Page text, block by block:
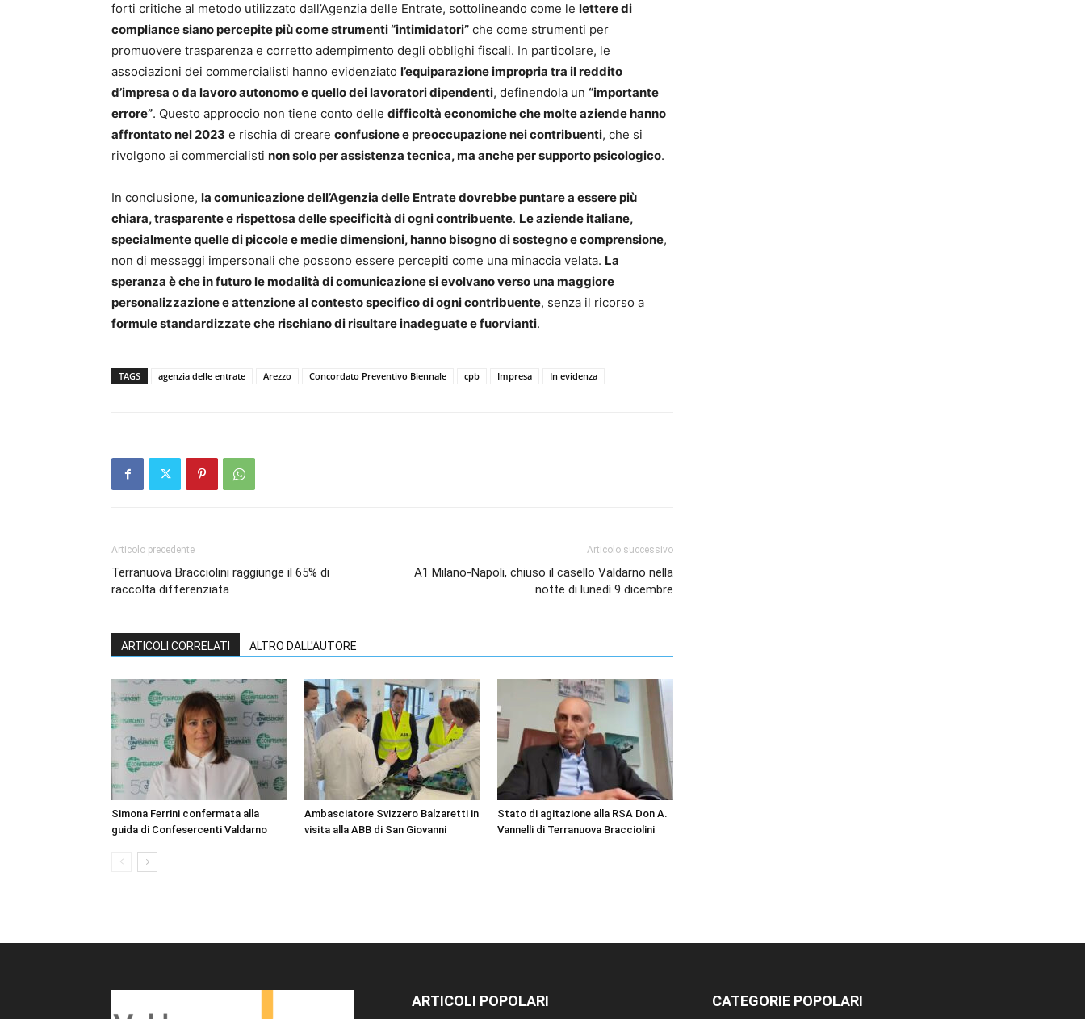
forti critiche al metodo utilizzato dall’Agenzia delle Entrate, sottolineando come le lettere di
compliance siano percepite più come strumenti “intimidatori” che come strumenti per
promuovere trasparenza e corretto adempimento degli obblighi fiscali. In particolare, le
associazioni dei commercialisti hanno evidenziato l’equiparazione impropria tra il reddito
d’impresa o da lavoro autonomo e quello dei lavoratori dipendenti, definendola un “importante
errore”. Questo approccio non tiene conto delle difficoltà economiche che molte aziende hanno
affrontato nel 2023 e rischia di creare confusione e preoccupazione nei contribuenti, che si
rivolgono ai commercialisti non solo per assistenza tecnica, ma anche per supporto psicologico.
In conclusione, la comunicazione dell’Agenzia delle Entrate dovrebbe puntare a essere più
chiara, trasparente e rispettosa delle specificità di ogni contribuente. Le aziende italiane,
specialmente quelle di piccole e medie dimensioni, hanno bisogno di sostegno e comprensione,
non di messaggi impersonali che possono essere percepiti come una minaccia velata. La
speranza è che in futuro le modalità di comunicazione si evolvano verso una maggiore
personalizzazione e attenzione al contesto specifico di ogni contribuente, senza il ricorso a
formule standardizzate che rischiano di risultare inadeguate e fuorvianti.
TAGS agenzia delle entrate Arezzo Concordato Preventivo Biennale cpb Impresa In evidenza
Articolo precedente
Terranuova Bracciolini raggiunge il 65% di
raccolta differenziata
Articolo successivo
A1 Milano-Napoli, chiuso il casello Valdarno nella
notte di lunedì 9 dicembre
ARTICOLI CORRELATI ALTRO DALL'AUTORE
Simona Ferrini confermata alla
guida di Confesercenti Valdarno
Ambasciatore Svizzero Balzaretti in
visita alla ABB di San Giovanni
Stato di agitazione alla RSA Don A.
Vannelli di Terranuova Bracciolini
ARTICOLI POPOLARI CATEGORIE POPOLARI